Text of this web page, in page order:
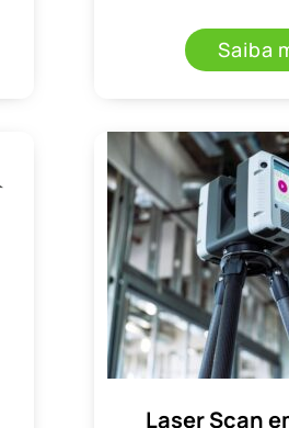
Saiba
Laser Scan